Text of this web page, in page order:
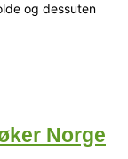
og dessuten
Norge